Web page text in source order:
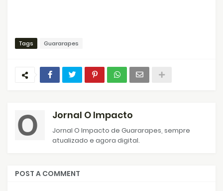
Tags Guararapes
Jornal O Impacto
Jornal O Impacto de Guararapes, sempre
atualizado e agora digital.
POST A COMMENT